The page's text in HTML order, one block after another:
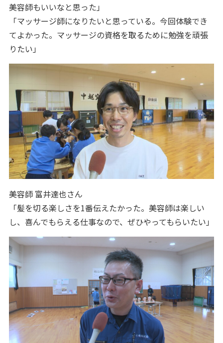
美容師もいいなと思った」
「マッサージ師になりたいと思っている。今回体験でき
てよかった。マッサージの資格を取るために勉強を頑張
りたい」
美容師 富井達也さん
「髪を切る楽しさを1番伝えたかった。美容師は楽しい
し、喜んでもらえる仕事なので、ぜひやってもらいたい」